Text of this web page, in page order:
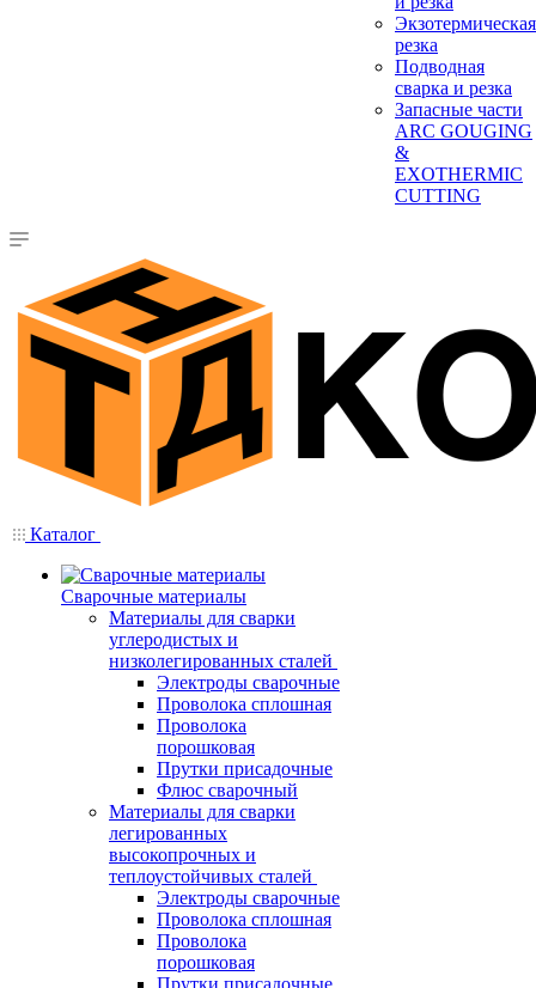
Экзотермическая
резка
Подводная
сварка и резка
Запасные части
ARC GOUGING
&
EXOTHERMIC
CUTTING
Каталог
Сварочные материалы
Материалы для сварки
углеродистых и
низколегированных сталей
Электроды сварочные
Проволока сплошная
Проволока
порошковая
Прутки присадочные
Флюс сварочный
Материалы для сварки
легированных
высокопрочных и
теплоустойчивых сталей
Электроды сварочные
Проволока сплошная
Проволока
порошковая
Прутки присадочные